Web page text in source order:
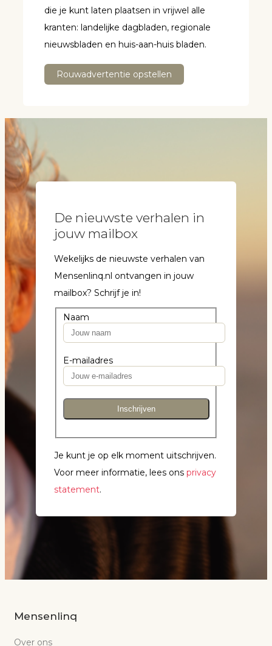
die je kunt laten plaatsen in vrijwel alle
kranten: landelijke dagbladen, regionale
nieuwsbladen en huis-aan-huis bladen.
Rouwadvertentie opstellen
De nieuwste verhalen in
jouw mailbox
Wekelijks de nieuwste verhalen van
Mensenlinq.nl ontvangen in jouw
mailbox? Schrijf je in!
Naam
E-mailadres
Inschrijven
Je kunt je op elk moment uitschrijven.
Voor meer informatie, lees ons privacy
statement.
Mensenlinq
Over ons